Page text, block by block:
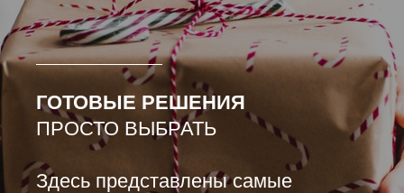
ГОТОВЫЕ РЕШЕНИЯ
ПРОСТО ВЫБРАТЬ
Здесь представлены самые